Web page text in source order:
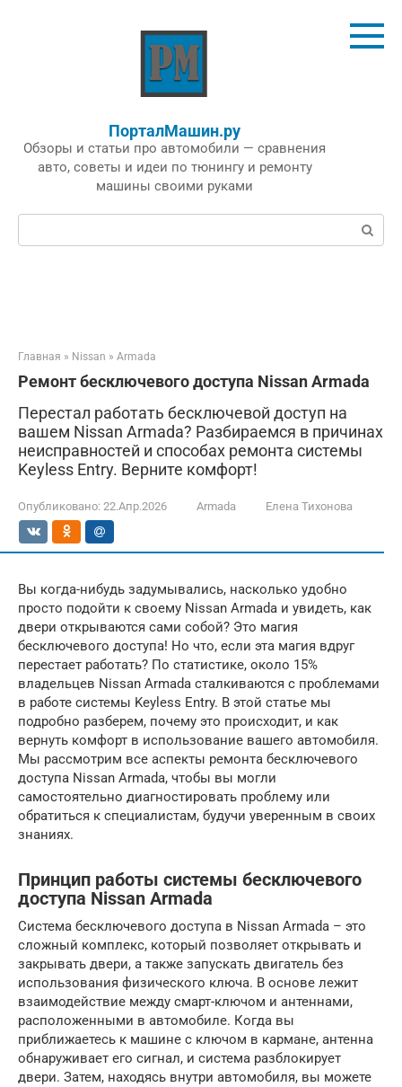
ПорталМашин.ру
Обзоры и статьи про автомобили — сравнения
авто, советы и идеи по тюнингу и ремонту
машины своими руками
Поиск:
Главная » Nissan » Armada
Ремонт бесключевого доступа Nissan Armada
Перестал работать бесключевой доступ на
вашем Nissan Armada? Разбираемся в причинах
неисправностей и способах ремонта системы
Keyless Entry. Верните комфорт!
Опубликовано: 22.Апр.2026 Armada Елена Тихонова
Вы когда-нибудь задумывались, насколько удобно
просто подойти к своему Nissan Armada и увидеть, как
двери открываются сами собой? Это магия
бесключевого доступа! Но что, если эта магия вдруг
перестает работать? По статистике, около 15%
владельцев Nissan Armada сталкиваются с проблемами
в работе системы Keyless Entry. В этой статье мы
подробно разберем, почему это происходит, и как
вернуть комфорт в использование вашего автомобиля.
Мы рассмотрим все аспекты ремонта бесключевого
доступа Nissan Armada, чтобы вы могли
самостоятельно диагностировать проблему или
обратиться к специалистам, будучи уверенным в своих
знаниях.
Принцип работы системы бесключевого
доступа Nissan Armada
Система бесключевого доступа в Nissan Armada – это
сложный комплекс, который позволяет открывать и
закрывать двери, а также запускать двигатель без
использования физического ключа. В основе лежит
взаимодействие между смарт-ключом и антеннами,
расположенными в автомобиле. Когда вы
приближаетесь к машине с ключом в кармане, антенна
обнаруживает его сигнал, и система разблокирует
двери. Затем, находясь внутри автомобиля, вы можете